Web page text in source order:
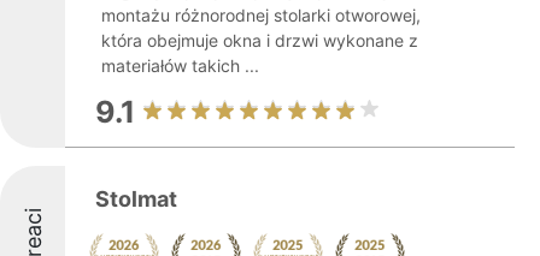
montażu różnorodnej stolarki otworowej,
która obejmuje okna i drzwi wykonane z
materiałów takich ...
9.1
Stolmat